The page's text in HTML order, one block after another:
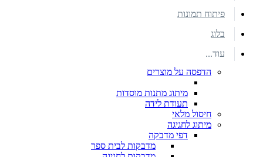
פיתוח תמונות
בלוג
עוד...
הדפסה על מוצרים
מיתוג מתנות מוסדות
תעודת לידה
חיסול מלאי
מיתוג לחגיגה
דפי מדבקה
מדבקות לבית ספר